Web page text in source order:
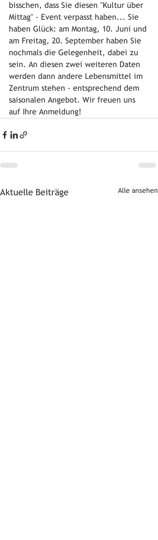
bisschen, dass Sie diesen "Kultur über
Mittag" - Event verpasst haben... Sie
haben Glück: am Montag, 10. Juni und
am Freitag, 20. September haben Sie
nochmals die Gelegenheit, dabei zu
sein. An diesen zwei weiteren Daten
werden dann andere Lebensmittel im
Zentrum stehen - entsprechend dem
saisonalen Angebot. Wir freuen uns
auf Ihre Anmeldung!
Aktuelle Beiträge Alle ansehen